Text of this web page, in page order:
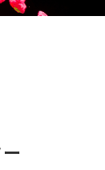
介